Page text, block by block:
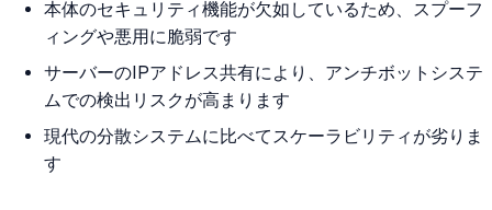
本体のセキュリティ機能が欠如しているため、スプーフ
ィングや悪用に脆弱です
サーバーのIPアドレス共有により、アンチボットシステ
ムでの検出リスクが高まります
現代の分散システムに比べてスケーラビリティが劣りま
す